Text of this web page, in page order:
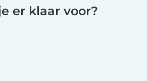
er klaar voor?